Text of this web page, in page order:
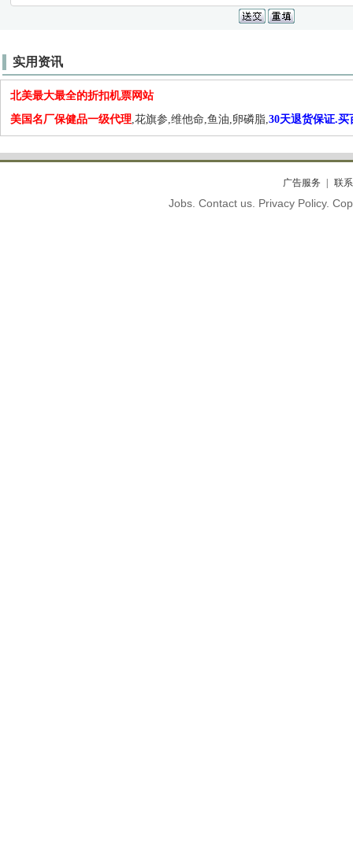
实用资讯
北美最大最全的折扣机票网站
美国名厂保健品一级代理,花旗参,维他命,鱼油,卵磷脂,30天退货保证.买
广告服务 联
Jobs. Contact us. Privacy Policy.